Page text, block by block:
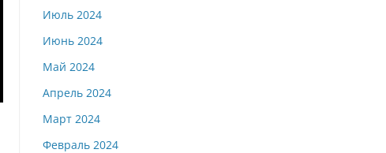
Июль 2024
Июнь 2024
Май 2024
Апрель 2024
Март 2024
Февраль 2024